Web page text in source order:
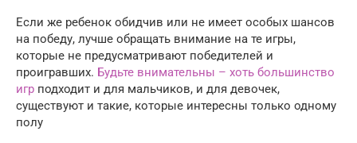
Если же ребенок обидчив или не имеет особых шансов
на победу, лучше обращать внимание на те игры,
которые не предусматривают победителей и
проигравших. Будьте внимательны – хоть большинство
игр подходит и для мальчиков, и для девочек,
существуют и такие, которые интересны только одному
полу